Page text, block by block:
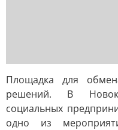
Площадка для
решений. В
социальных
одно из